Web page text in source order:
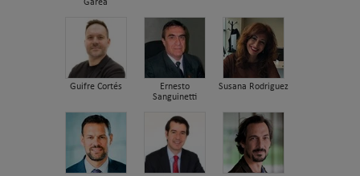
Garea
Guifre Cortés
Ernesto
Sanguinetti
Susana Rodriguez